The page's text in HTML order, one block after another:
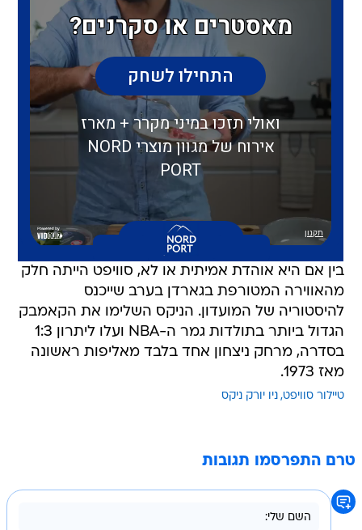
בין אם היא אוהדת אמיתית או לא, סוויפט הייתה חלק
מהאווירה המטורפת בגארדן בערב שייכנס
להיסטוריה של המועדון. הניקס השלימו את הקאמבק
הגדול ביותר בתולדות גמר ה-NBA ועלו ליתרון 1:3
בסדרה, מרחק ניצחון אחד בלבד מאליפות ראשונה
מאז 1973.
טיילור סוויפט ניו יורק ניקס
טרם התפרסמו תגובות